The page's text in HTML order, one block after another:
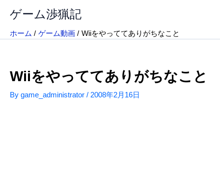
ス
ゲーム渉猟記
ホーム ゲーム動画 Wiiをやっててありがちなこと
Wiiをやっててありがちなこと
By game_administrator / 2008年2月16日